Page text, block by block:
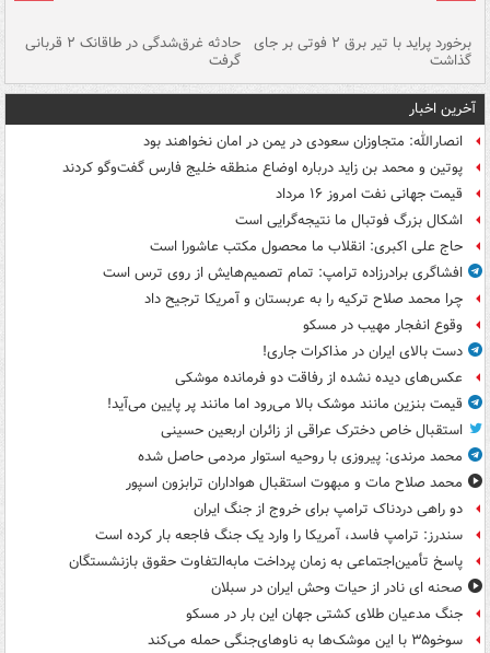
برخورد پراید با تیر برق ۲ فوتی بر جای
گذاشت
حادثه غرق‌شدگی در طاقانک ۲ قربانی
گرفت
آخرین اخبار
انصارالله: متجاوزان سعودی در یمن در امان نخواهند بود
پوتین و محمد بن زاید درباره اوضاع منطقه خلیج فارس گفت‌وگو کردند
قیمت جهانی نفت امروز ۱۶ مرداد
اشکال بزرگ فوتبال ما نتیجه‌گرایی است
حاج علی اکبری: انقلاب ما محصول مکتب عاشورا است
افشاگری برادرزاده ترامپ: تمام تصمیم‌هایش از روی ترس است
چرا محمد صلاح ترکیه را به عربستان و آمریکا ترجیح داد
وقوع انفجار مهیب در مسکو
دست بالای ایران در مذاکرات جاری!
عکس‌های دیده نشده از رفاقت دو فرمانده‌ موشکی
قیمت بنزین مانند موشک بالا می‌رود اما مانند پر پایین می‌آید!
استقبال خاص دخترک عراقی از زائران اربعین حسینی
محمد مرندی: پیروزی با روحیه استوار مردمی حاصل شده
محمد صلاح مات و مبهوت استقبال هواداران ترابزون اسپور
دو راهی دردناک ترامپ برای خروج از جنگ ایران
سندرز: ترامپ فاسد، آمریکا را وارد یک جنگ فاجعه بار کرده است
پاسخ تأمین‌اجتماعی به زمان پرداخت مابه‌التفاوت حقوق بازنشستگان
صحنه ای نادر از حیات وحش ایران در سبلان
جنگ مدعیان طلای کشتی جهان این بار در مسکو
سوخو۳۵ با این موشک‌ها به ناوهای‌جنگی حمله می‌کند